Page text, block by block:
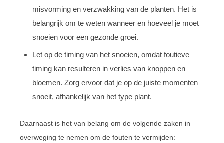
misvorming en verzwakking van de planten. Het is
belangrijk om te weten wanneer en hoeveel je moet
snoeien voor een gezonde groei.
Let op de timing van het snoeien, omdat foutieve
timing kan resulteren in verlies van knoppen en
bloemen. Zorg ervoor dat je op de juiste momenten
snoeit, afhankelijk van het type plant.
Daarnaast is het van belang om de volgende zaken in
overweging te nemen om de fouten te vermijden: